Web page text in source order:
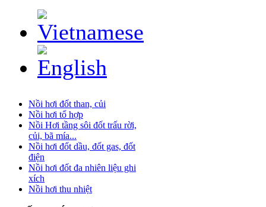
Nồi hơi đốt than, củi
Nồi hơi tổ hợp
Nồi Hơi tầng sôi đốt trấu rời,
củi, bã mía...
Nồi hơi đốt dầu, đốt gas, đốt
điện
Nồi hơi đốt đa nhiên liệu ghi
xích
Nồi hơi thu nhiệt